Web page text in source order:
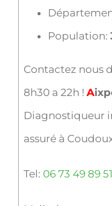
Population:
Contactez nous
8h30 a 22h ! A
Diagnostiqueur
assuré à
Tel: 06 73 49 89 51